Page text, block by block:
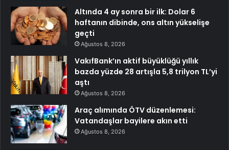
Altında 4 ay sonra bir ilk: Dolar 6
haftanın dibinde, ons altın yükselişe
geçti
Ağustos 8, 2026
VakıfBank’ın aktif büyüklüğü yıllık
bazda yüzde 28 artışla 5,8 trilyon TL’yi
aştı
Ağustos 8, 2026
Araç alımında ÖTV düzenlemesi:
Vatandaşlar bayilere akın etti
Ağustos 8, 2026